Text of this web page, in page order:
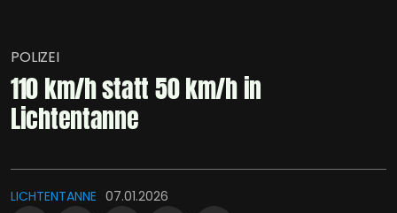
POLIZEI
110 km/h statt 50 km/h in
Lichtentanne
LICHTENTANNE 07.01.2026